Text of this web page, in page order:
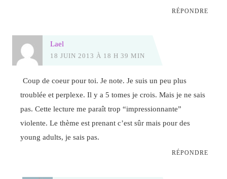
RÉPONDRE
Lael
18 JUIN 2013 À 18 H 39 MIN
Coup de coeur pour toi. Je note. Je suis un peu plus
troublée et perplexe. Il y a 5 tomes je crois. Mais je ne sais
pas. Cette lecture me paraît trop “impressionnante”
violente. Le thème est prenant c’est sûr mais pour des
young adults, je sais pas.
RÉPONDRE